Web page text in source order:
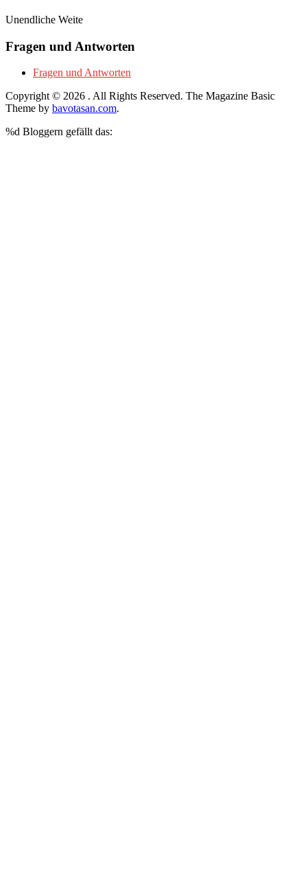
Unendliche Weite
Fragen und Antworten
Fragen und Antworten
Copyright © 2026 . All Rights Reserved. The Magazine Basic
Theme by bavotasan.com.
%d Bloggern gefällt das: